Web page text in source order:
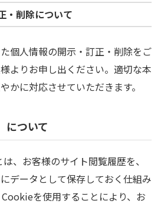
・削除について
個人情報の開示・訂正・削除をご
よりお申し出ください。適切な本
かに対応させていただきます。
について
、お客様のサイト閲覧履歴を、
データとして保存しておく仕組み
を使用することにより、お